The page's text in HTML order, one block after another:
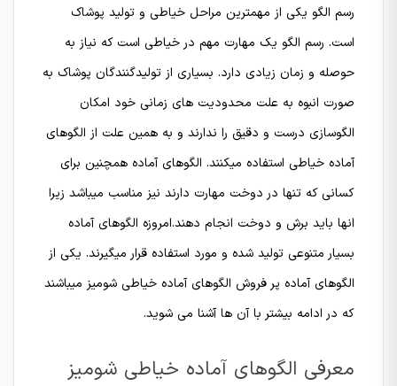
رسم الگو یکی از مهمترین مراحل خیاطی و تولید پوشاک
است. رسم الگو یک مهارت مهم در خیاطی است که نیاز به
حوصله و زمان زیادی دارد. بسیاری از تولیدگنندگان پوشاک به
صورت انبوه به علت محدودیت های زمانی خود امکان
الگوسازی درست و دقیق را ندارند و به همین علت از الگوهای
آماده خیاطی استفاده میکنند. الگوهای آماده همچنین برای
کسانی که تنها در دوخت مهارت دارند نیز مناسب میباشد زیرا
انها باید برش و دوخت انجام دهند.امروزه الگوهای آماده
بسیار متنوعی تولید شده و مورد استفاده قرار میگیرند. یکی از
الگوهای آماده پر فروش الگوهای آماده خیاطی شومیز میباشند
که در ادامه بیشتر با آن ها آشنا می شوید.
معرفی الگوهای آماده خیاطی شومیز